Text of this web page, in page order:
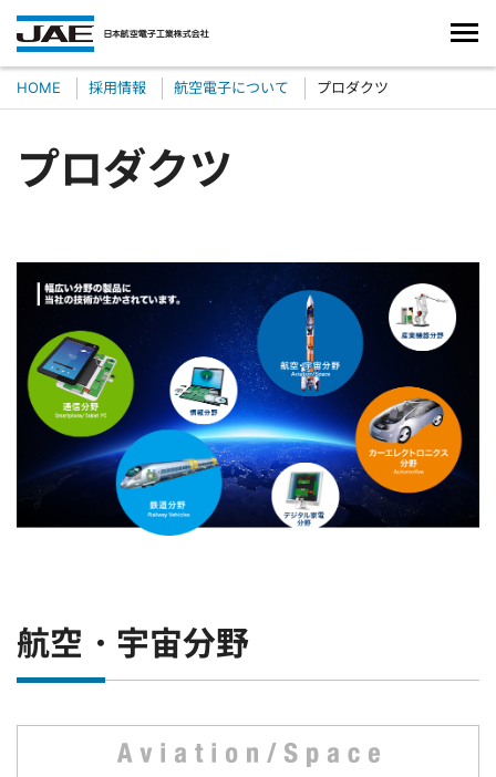
HOME 採用情報 航空電子について プロダクツ
プロダクツ
航空・宇宙分野